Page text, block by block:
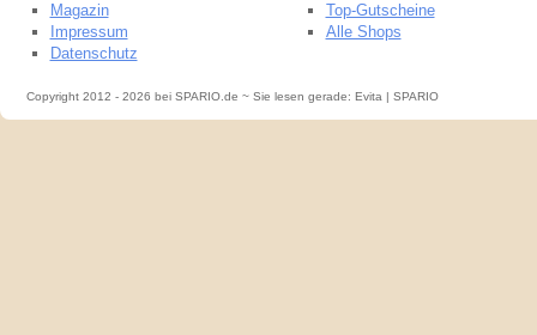
Magazin
Impressum
Datenschutz
Top-Gutscheine
Alle Shops
Copyright 2012 - 2026 bei SPARIO.de ~ Sie lesen gerade: Evita | SPARIO